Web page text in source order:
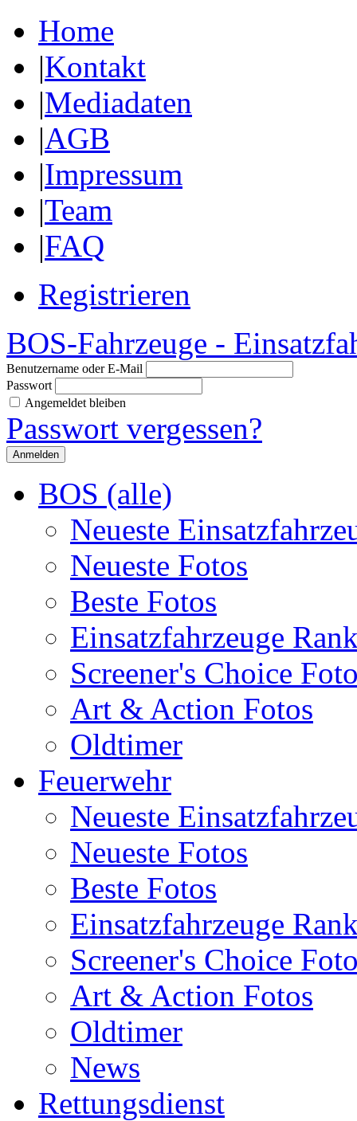
Home
|Kontakt
|Mediadaten
|AGB
|Impressum
|Team
|FAQ
Registrieren
BOS-Fahrzeuge -
Benutzername oder E-Mail
Passwort
Angemeldet bleiben
Passwort vergessen?
BOS (alle)
Neueste
Neueste Fotos
Beste Fotos
Einsatzfahrzeuge
Screener's Choice
Art & Action Fotos
Oldtimer
Feuerwehr
Neueste
Neueste Fotos
Beste Fotos
Einsatzfahrzeuge
Screener's Choice
Art & Action Fotos
Oldtimer
News
Rettungsdienst